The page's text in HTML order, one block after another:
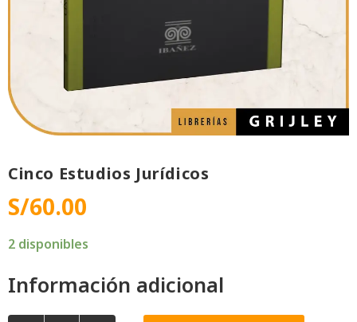
Cinco Estudios Jurídicos
S/60.00
2 disponibles
Información adicional